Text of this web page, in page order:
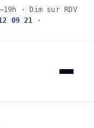
· Dim sur RDV
09 21 ·